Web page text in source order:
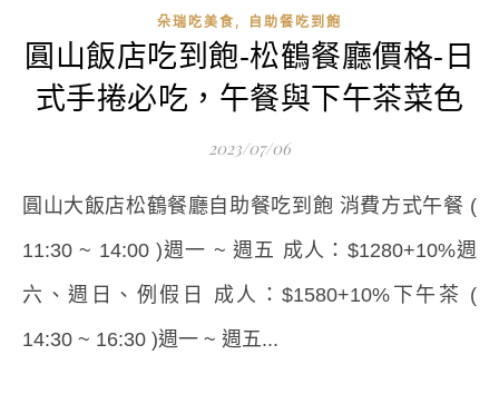
朵瑞吃美食, 自助餐吃到飽
圓山飯店吃到飽-松鶴餐廳價格-日
式手捲必吃，午餐與下午茶菜色
2023/07/06
圓山大飯店松鶴餐廳自助餐吃到飽 消費方式午餐 (
11:30 ~ 14:00 )週一 ~ 週五 成人：$1280+10%週
六、週日、例假日 成人：$1580+10%下午茶 (
14:30 ~ 16:30 )週一 ~ 週五...